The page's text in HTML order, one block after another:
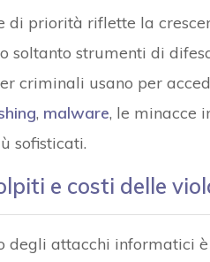
di priorità riflette la
soltanto strumenti di
criminali usano per
, malware, le minacce
sofisticati.
e costi delle
degli attacchi informatici